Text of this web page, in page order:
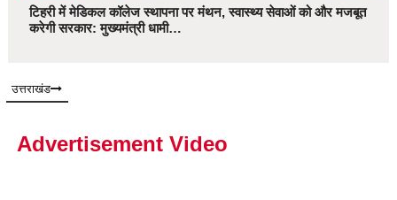
टिहरी में मेडिकल कॉलेज स्थापना पर मंथन, स्वास्थ्य सेवाओं को और मजबूत
करेगी सरकार: मुख्यमंत्री धामी…
उत्तराखंड
Advertisement Video